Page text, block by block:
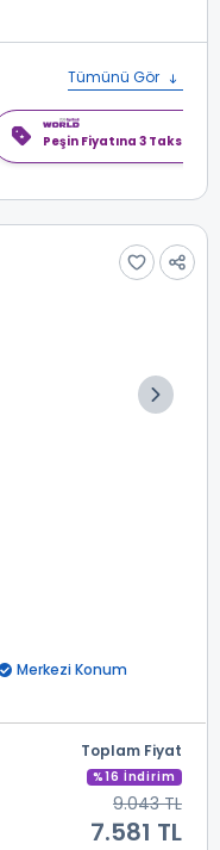
Tümünü Gör
Peşin Fiyatına 3 Taksit
Merkezi Konum
Toplam Fiyat
%16 İndirim
9.043 TL
7.581 TL